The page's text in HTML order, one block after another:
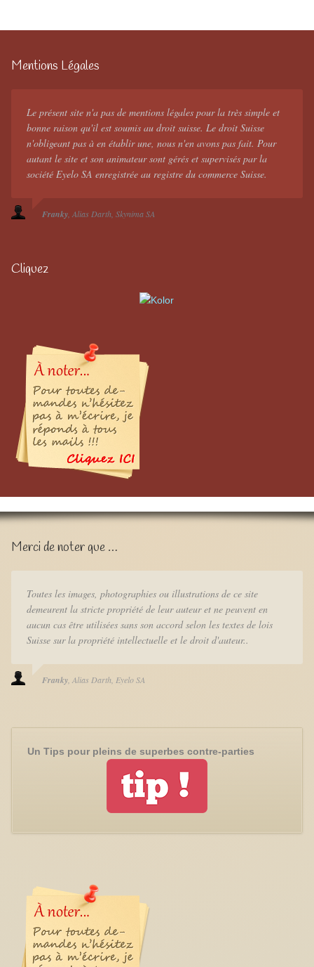
Mentions Légales
Le présent site n'a pas de mentions légales pour la très simple et
bonne raison qu'il est soumis au droit suisse. Le droit Suisse
n'obligeant pas à en établir une, nous n'en avons pas fait. Pour
autant le site et son animateur sont gérés et supervisés par la
société Eyelo SA enregistrée au registre du commerce Suisse.
Franky Alias Darth Skynima SA
Cliquez
Merci de noter que …
Toutes les images, photographies ou illustrations de ce site
demeurent la stricte propriété de leur auteur et ne peuvent en
aucun cas être utilisées sans son accord selon les textes de lois
Suisse sur la propriété intellectuelle et le droit d'auteur..
Franky Alias Darth Eyelo SA
Un Tips pour pleins de superbes contre-parties